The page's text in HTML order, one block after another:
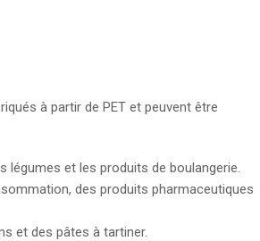
à partir de PET et peuvent être
légumes et les produits de boulangerie.
des produits pharmaceutiques
et des pâtes à tartiner.